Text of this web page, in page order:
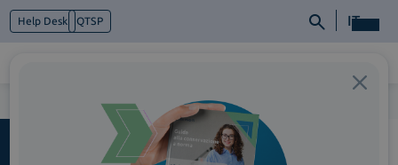
Help Desk QTSP IT
Cosa facciamo
Hero_Onboarding